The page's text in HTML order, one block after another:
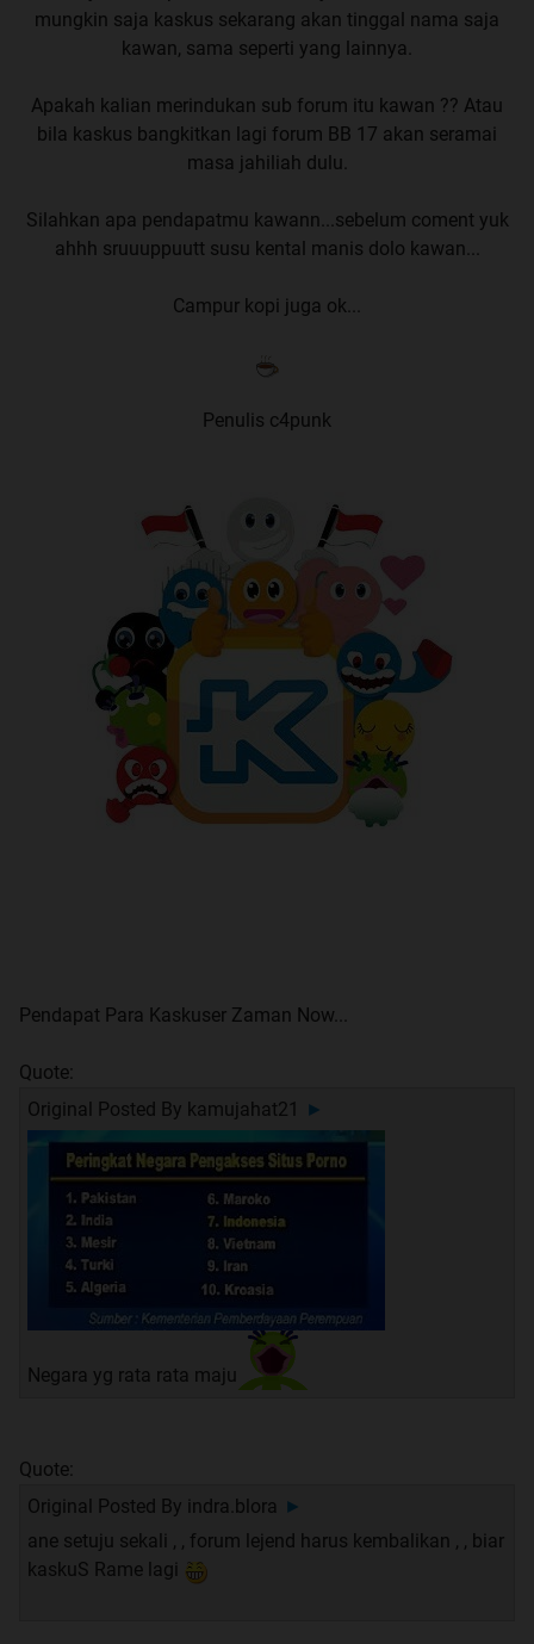
mungkin saja kaskus sekarang akan tinggal nama saja
kawan, sama seperti yang lainnya.
Apakah kalian merindukan sub forum itu kawan ?? Atau
bila kaskus bangkitkan lagi forum BB 17 akan seramai
masa jahiliah dulu.
Silahkan apa pendapatmu kawann...sebelum coment yuk
ahhh sruuuppuutt susu kental manis dolo kawan...
Campur kopi juga ok...
Penulis c4punk
Pendapat Para Kaskuser Zaman Now...
Quote:
Original Posted By kamujahat21 ►
Negara yg rata rata maju
Quote:
Original Posted By indra.blora ►
ane setuju sekali , , forum lejend harus kembalikan , , biar
kaskuS Rame lagi